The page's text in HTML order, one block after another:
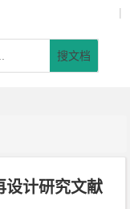
|
搜文档
设计研究文献